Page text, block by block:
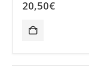
20,50€